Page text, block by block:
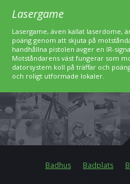
Lasergame
Lasergame, även kallat laserdome,
poäng genom att skjuta på
handhållna pistolen avger en IR-
Motståndarens väst fungerar som
datorsystem koll på träffar och
och roligt utformade lokaler.
Badhus Badplats